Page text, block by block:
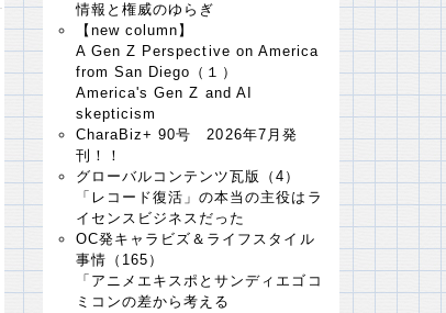
情報と権威のゆらぎ
【new column】
A Gen Z Perspective on America
from San Diego（１）
America's Gen Z and AI
skepticism
CharaBiz+ 90号 2026年7月発
刊！！
グローバルコンテンツ瓦版（4）
「レコード復活」の本当の主役はラ
イセンスビジネスだった
OC発キャラビズ＆ライフスタイル
事情（165）
「アニメエキスポとサンディエゴコ
ミコンの差から考える